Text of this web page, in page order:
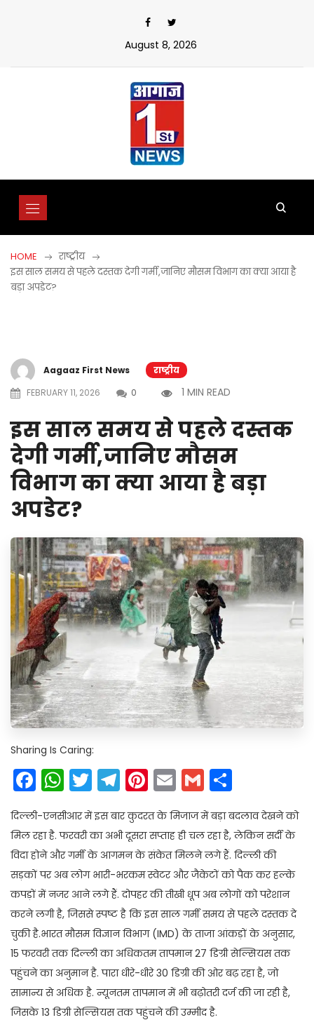
August 8, 2026
HOME
राष्ट्रीय
इस साल समय से पहले दस्तक देगी गर्मी,जानिए मौसम विभाग का क्या आया है
बड़ा अपडेट?
Aagaaz First News
राष्ट्रीय
FEBRUARY 11, 2026
0 1 MIN READ
इस साल समय से पहले दस्तक
देगी गर्मी,जानिए मौसम
विभाग का क्या आया है बड़ा
अपडेट?
Sharing Is Caring:
Facebook
WhatsApp
Twitter
Telegram
Pinterest
EmailGmail
दिल्ली-एनसीआर में इस बार कुदरत के मिजाज में बड़ा बदलाव देखने को
मिल रहा है. फरवरी का अभी दूसरा सप्ताह ही चल रहा है, लेकिन सर्दी के
विदा होने और गर्मी के आगमन के संकेत मिलने लगे हैं. दिल्ली की
सड़कों पर अब लोग भारी-भरकम स्वेटर और जैकेटों को पैक कर हल्के
कपड़ों में नजर आने लगे हैं. दोपहर की तीखी धूप अब लोगों को परेशान
करने लगी है, जिससे स्पष्ट है कि इस साल गर्मी समय से पहले दस्तक दे
चुकी है.भारत मौसम विज्ञान विभाग (IMD) के ताजा आंकड़ों के अनुसार,
15 फरवरी तक दिल्ली का अधिकतम तापमान 27 डिग्री सेल्सियस तक
पहुंचने का अनुमान है. पारा धीरे-धीरे 30 डिग्री की ओर बढ़ रहा है, जो
सामान्य से अधिक है. न्यूनतम तापमान में भी बढ़ोतरी दर्ज की जा रही है,
जिसके 13 डिग्री सेल्सियस तक पहुंचने की उम्मीद है.